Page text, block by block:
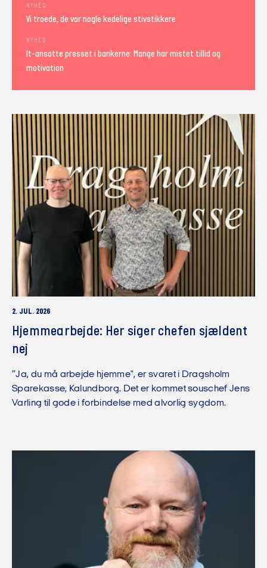
NYHED
Vi troede, de var nogle kedelige stivstikkere
NYHED
It-ansatte presset i bankerne: Mange har mistet tillid og
motivation
2. JUL. 2026
Hjemmearbejde: Her siger chefen sjældent
nej
”Ja, du må arbejde hjemme", er svaret i Dragsholm
Sparekasse, Kalundborg. Det er kommet souschef Jens
Varling til gode i forbindelse med alvorlig sygdom.